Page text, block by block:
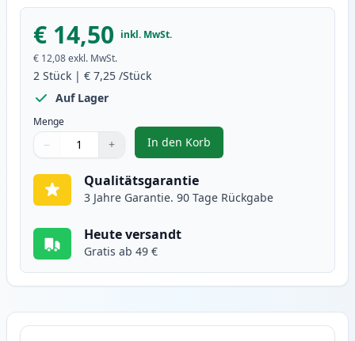
€ 14,50 inkl. MwSt.
€ 12,08exkl. MwSt.
2 Stück | € 7,25 /Stück
Auf Lager
Menge
Verwenden Sie die Tasten, um anzupassen
− +
1
In den Korb
, 2 stück Canon CLI-551XL grau
Qualitätsgarantie
3 Jahre Garantie. 90 Tage Rückgabe
Heute versandt
Gratis ab 49 €